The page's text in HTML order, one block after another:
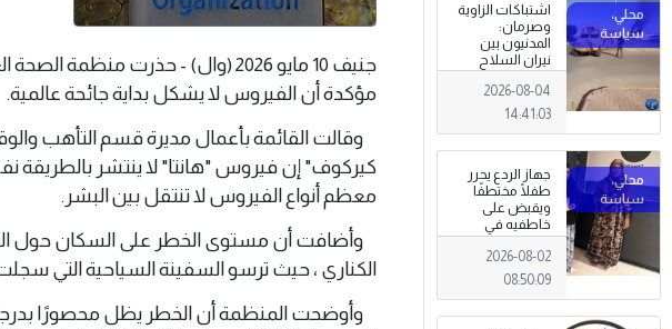
اشتباكات الزاوية
وصرمان:
المدنيون بين
نيران السلاح
المنتشر خارج
سلطة القانون
2026-08-04
14:41:03
جهاز الردع يحرر
طفلًا مختطفًا
ويقبض على
خاطفيه في
طرابلس
2026-08-02
08:50:09
جنيف 10 مايو 2026 (وال) - حذرت
مؤكدة أن الفيروس لا يشكل بداية جائحة عالمية.
وقالت القائمة بأعمال مديرة قسم التأهب
كيركوف" إن فيروس "هانتا" لا ينتشر بالطريقة
معظم أنواع الفيروس لا تنتقل بين البشر.
وأضافت أن مستوى الخطر على السكان حول
الكناري ، حيث ترسو السفينة السياحية التي
وأوضحت المنظمة أن الخطر يظل محصورًا